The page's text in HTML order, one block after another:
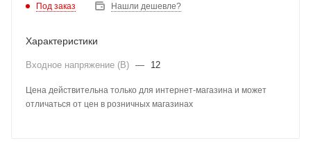
Под заказ Нашли дешевле?
Характеристики
Входное напряжение (В) — 12
Цена действительна только для интернет-магазина и может
отличаться от цен в розничных магазинах